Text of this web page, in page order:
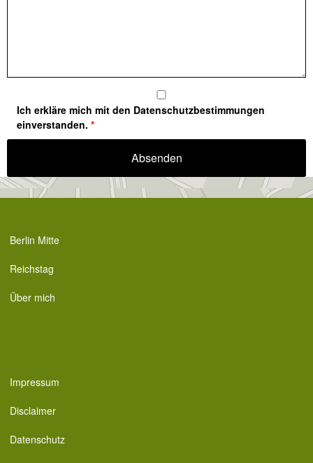
Ich erkläre mich mit den Datenschutzbestimmungen
einverstanden. *
Berlin Mitte
Reichstag
Über mich
Impressum
Disclaimer
Datenschutz